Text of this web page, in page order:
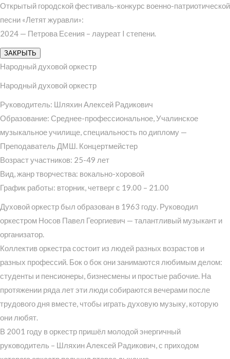
Открытый городской фестиваль-конкурс военно-патриотической
песни «Летят журавли»:
2024 — Петрова Есения – лауреат I степени.
ЗАКРЫТЬ
Народный духовой оркестр
Народный духовой оркестр
Руководитель: Шляхин Алексей Радикович
Образование: Среднее-профессиональное, Учалинское
музыкальное училище, специальность по диплому —
Преподаватель ДМШ. Концертмейстер
Возраст участников: 25-49 лет
Вид, жанр творчества: вокально-хоровой
График работы: вторник, четверг с 19.00 – 21.00
Духовой оркестр был образован в 1963 году. Руководил
оркестром Носов Павел Георгиевич — талантливый музыкант и
организатор.
Коллектив оркестра состоит из людей разных возрастов и
разных профессий. Бок о бок они занимаются любимым делом:
студенты и пенсионеры, бизнесмены и простые рабочие. На
протяжении ряда лет эти люди собираются вечерами после
трудового дня вместе, чтобы играть духовую музыку, которую
они любят.
В 2001 году в оркестр пришёл молодой энергичный
руководитель – Шляхин Алексей Радикович, с приходом